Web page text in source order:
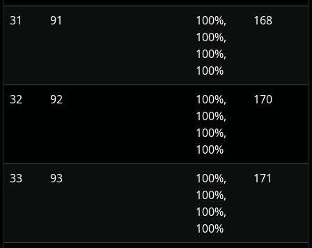
31 91
100%,
100%,
100%,
100%
168
32 92
100%,
100%,
100%,
100%
170
33 93
100%,
100%,
100%,
100%
171